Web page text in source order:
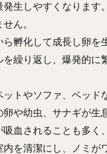
発生しやすくなります
ん。
孵化して成長し卵を
繰り返し、爆発的に
ットやソファ、ベッド
卵や幼虫、サナギが生
吸血されることも多く
内を清潔にし、ノミが